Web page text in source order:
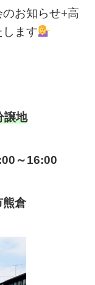
お知らせ+高
ます
譲地
～16:00
倉